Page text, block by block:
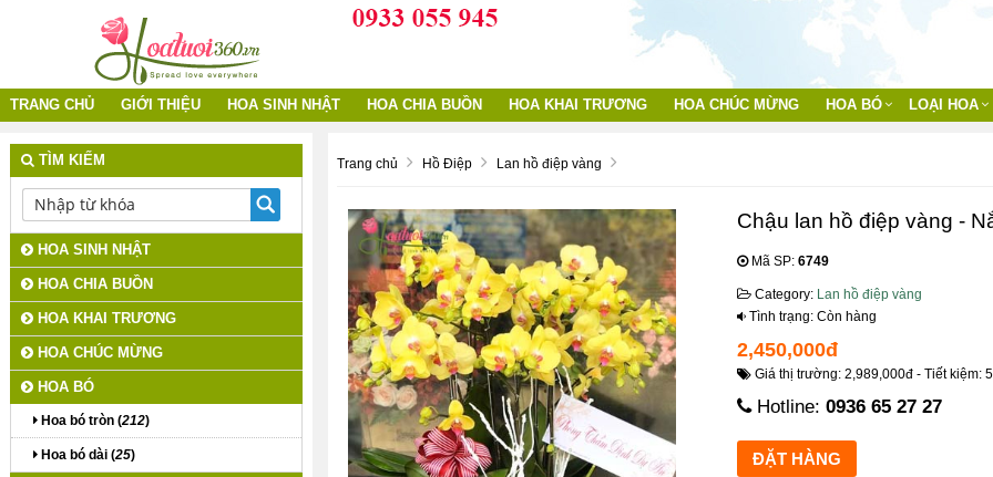
TRANG CHỦ GIỚI THIỆU HOA SINH NHẬT HOA CHIA BUỒN HOA KHAI TRƯƠNG HOA CHÚC MỪNG HOA BÓ LOẠI HOA
Trang chủ Hồ Điệp Lan hồ điệp vàng
Chậu lan hồ điệp vàng -
Mã SP: 6749
Category: Lan hồ điệp vàng
Tình trạng: Còn hàng
2,450,000đ
Giá thị trường: 2,989,000đ - Tiết kiệm:
Hotline: 0936 65 27 27
TÌM KIẾM
HOA SINH NHẬT
HOA CHIA BUỒN
HOA KHAI TRƯƠNG
HOA CHÚC MỪNG
HOA BÓ
Hoa bó tròn (212)
Hoa bó dài (25)